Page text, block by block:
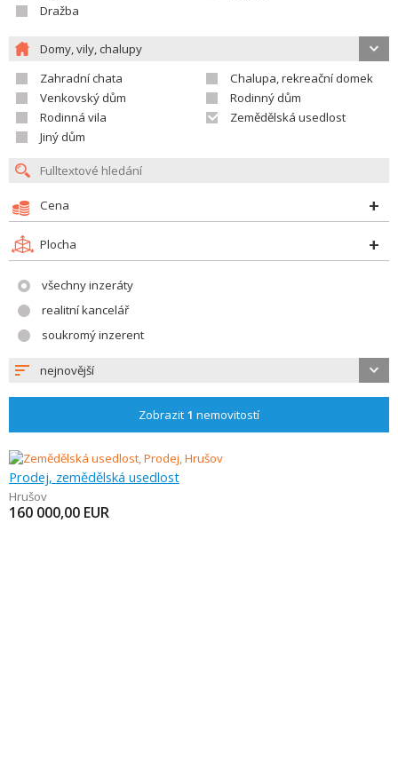
Dražba
Domy, vily, chalupy
Zahradní chata
Chalupa, rekreační domek
Venkovský dům
Rodinný dům
Rodinná vila
Zemědělská usedlost
Jiný dům
Cena
Plocha
všechny inzeráty
realitní kancelář
soukromý inzerent
nejnovější
Zobrazit 1 nemovitostí
Prodej, zemědělská usedlost
Hrušov
160 000,00 EUR